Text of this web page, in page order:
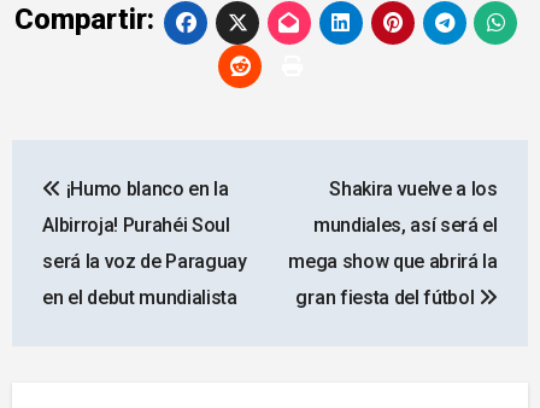
Compartir:
de
entradas
¡Humo blanco en la
Albirroja! Purahéi Soul
será la voz de Paraguay
en el debut mundialista
Shakira vuelve a los
mundiales, así será el
mega show que abrirá la
gran fiesta del fútbol